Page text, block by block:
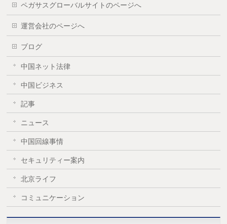
ペガサスグローバルサイトのページへ
運営会社のページへ
ブログ
中国ネット法律
中国ビジネス
記事
ニュース
中国回線事情
セキュリティー案内
北京ライフ
コミュニケーション